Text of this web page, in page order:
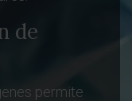
de
permite